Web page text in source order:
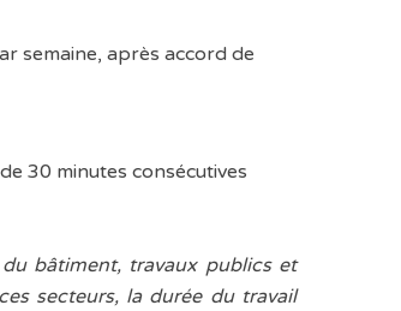
semaine, après accord de
30 minutes consécutives
bâtiment, travaux publics et
secteurs, la durée du travail